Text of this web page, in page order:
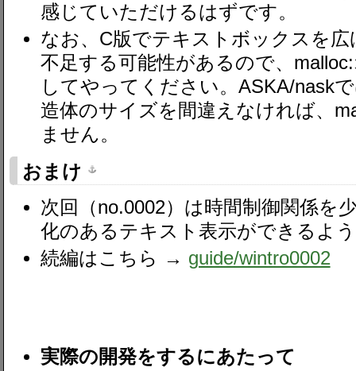
感じていただけるはずです。
なお、C版でテキストボックスを
不足する可能性があるので、
してやってください。ASKA/nask
造体のサイズを間違えなければ、
ません。
おまけ
次回（no.0002）は時間制御関係を
化のあるテキスト表示ができるよ
続編はこちら → guide​/wintro0002
実際の開発をするにあたって